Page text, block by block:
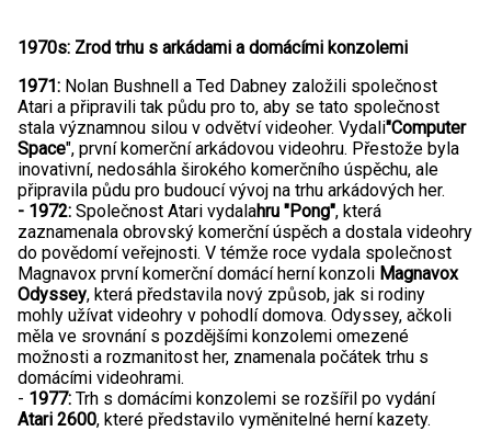
1970s: Zrod trhu s arkádami a domácími konzolemi
1971: Nolan Bushnell a Ted Dabney založili společnost
Atari a připravili tak půdu pro to, aby se tato společnost
stala významnou silou v odvětví videoher. Vydali"Computer
Space", první komerční arkádovou videohru. Přestože byla
inovativní, nedosáhla širokého komerčního úspěchu, ale
připravila půdu pro budoucí vývoj na trhu arkádových her.
- 1972: Společnost Atari vydalahru "Pong", která
zaznamenala obrovský komerční úspěch a dostala videohry
do povědomí veřejnosti. V témže roce vydala společnost
Magnavox první komerční domácí herní konzoli Magnavox
Odyssey, která představila nový způsob, jak si rodiny
mohly užívat videohry v pohodlí domova. Odyssey, ačkoli
měla ve srovnání s pozdějšími konzolemi omezené
možnosti a rozmanitost her, znamenala počátek trhu s
domácími videohrami.
- 1977: Trh s domácími konzolemi se rozšířil po vydání
Atari 2600, které představilo vyměnitelné herní kazety.